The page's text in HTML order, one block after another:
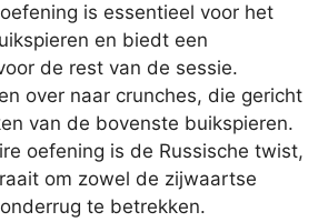
is essentieel voor het
en biedt een
de rest van de sessie.
over naar crunches, die gericht
van de bovenste buikspieren.
oefening is de Russische twist,
om zowel de zijwaartse
te betrekken.